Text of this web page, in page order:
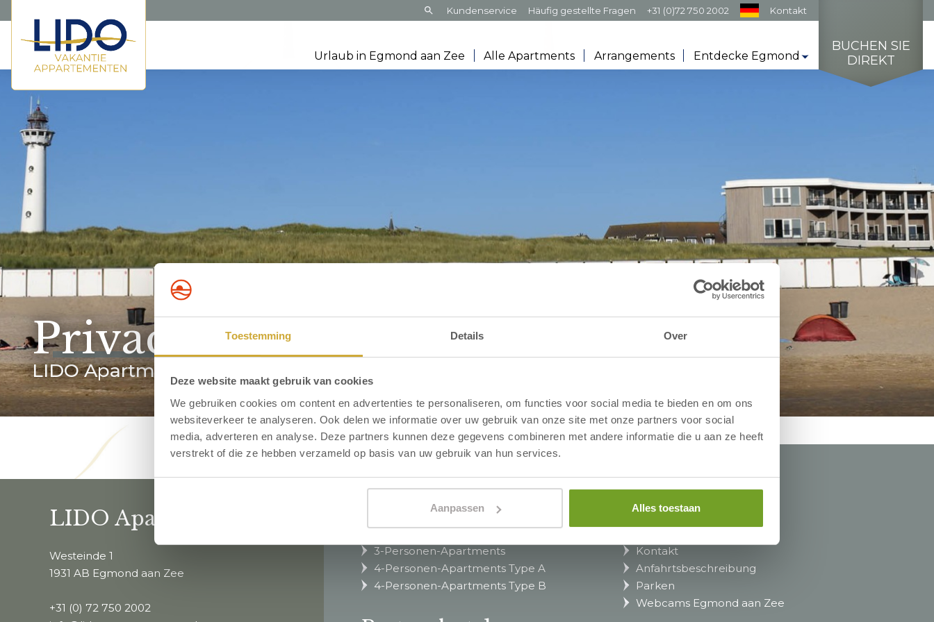
Toestemming Details Over
Deze website maakt gebruik van cookies
We gebruiken cookies om content en advertenties te personaliseren, om functies voor social media te bieden en om ons
websiteverkeer te analyseren. Ook delen we informatie over uw gebruik van onze site met onze partners voor social
media, adverteren en analyse. Deze partners kunnen deze gegevens combineren met andere informatie die u aan ze heeft
verstrekt of die ze hebben verzameld op basis van uw gebruik van hun services.
Aanpassen Alles toestaan
Frontend
search:
Kundenservice Häufig gestellte Fragen +31 (0)72 750 2002 Kontakt
Urlaub in Egmond aan Zee Alle Apartments Arrangements Entdecke Egmond
BUCHEN SIE
DIREKT
Privacy & cookies
LIDO Apartments
LIDO Apartments
Westeinde 1
1931 AB Egmond aan Zee
+31 (0) 72 750 2002
Apartments
3-Personen-Apartments
4-Personen-Apartments Type A
4-Personen-Apartments Type B
Informationen
Kontakt
Anfahrtsbeschreibung
Parken
Webcams Egmond aan Zee